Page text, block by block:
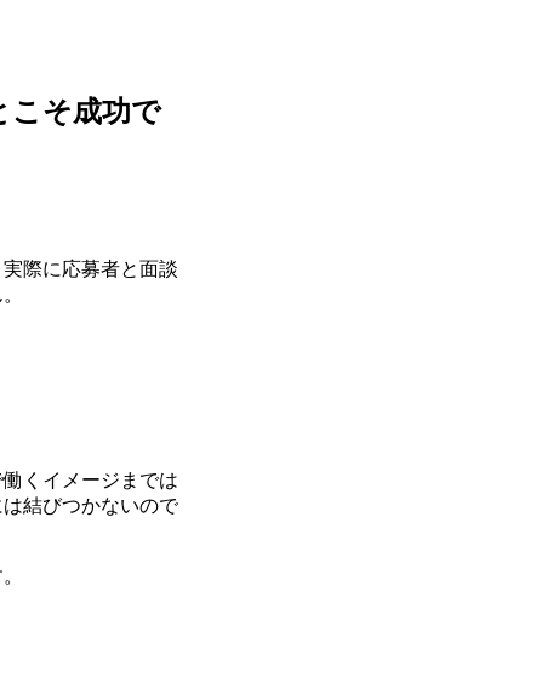
こそ成功で
際に応募者と面談
くイメージまでは
結びつかないので